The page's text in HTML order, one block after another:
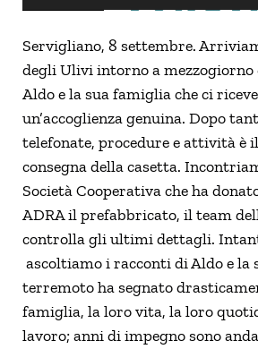
Servigliano, 8 settembre.
degli Ulivi intorno a
Aldo e la sua famiglia che ci
un’accoglienza genuina. Dopo
telefonate, procedure e attività è
consegna della casetta.
Società Cooperativa che ha
ADRA il prefabbricato, il team
controlla gli ultimi dettagli.
ascoltiamo i racconti di Aldo e la
terremoto ha segnato
famiglia, la loro vita, la loro
lavoro; anni di impegno sono